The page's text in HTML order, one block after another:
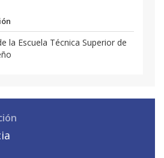
la Escuela Técnica Superior de